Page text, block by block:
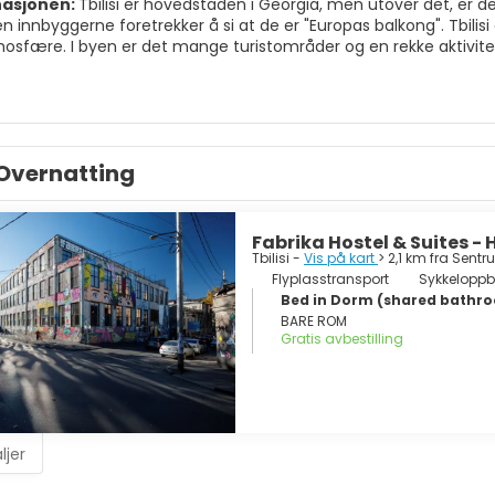
Tbilisi er hovedstaden i Georgia, men utover det, er
innbyggerne foretrekker å si at de er "Europas balkong".
I byen er det mange turistområder og en rekke
som ligger i byens sentrum. For kultur elskere, er
til denne byen. For fjell elskere, er Tbilisi også et ideelt sted
gjøre utendørsaktiviteter som å ta en ballongtur, vandring,
er ideell for avslappende turer. Det er også perfekt for barn, de
hvor barn vil ha det veldig gøy. Tbilisi er også ganske aktiv
eller andre som Bottle shock. Totalt sett er det en veldig
familien og ha en hyggelig ferie som du ikke vil glemme.
Fabrika Hostel & Suites -
Tbilisi - Vis på kart > 2,1 km fra
Flyplasstransport
Bed in Dorm (shared
BARE ROM
Gratis avbestilling